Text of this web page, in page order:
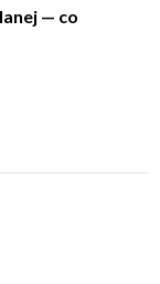
— co